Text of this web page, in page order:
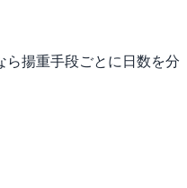
揚重手段ごとに日数を分